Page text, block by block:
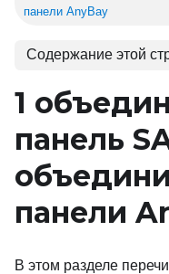
панели AnyBay
Содержание этой
1
панель
панели
В этом разделе